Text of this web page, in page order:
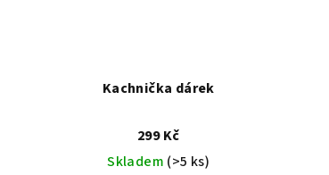
Kachnička dárek
299 Kč
Skladem (>5 ks)